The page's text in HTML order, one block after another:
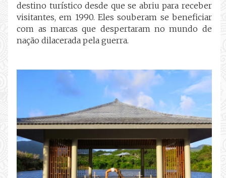
destino turístico desde que se abriu para receber
visitantes, em 1990. Eles souberam se beneficiar
com as marcas que despertaram no mundo de
nação dilacerada pela guerra.